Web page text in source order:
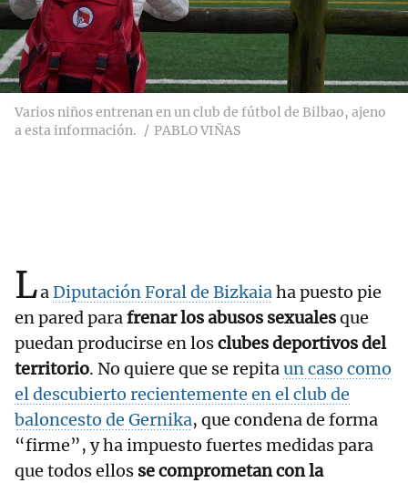
Varios niños entrenan en un club de fútbol de Bilbao, ajeno
a esta información.
PABLO VIÑAS
LaDiputación Foral de Bizkaiaha puesto pie
en pared parafrenar los abusos sexualesque
puedan producirse en losclubes deportivos del
territorio. No quiere que se repitaun caso como
el descubierto recientemente en el club de
baloncesto de Gernika, que condena de forma
“firme”, y ha impuesto fuertes medidas para
que todos ellos se comprometan con la